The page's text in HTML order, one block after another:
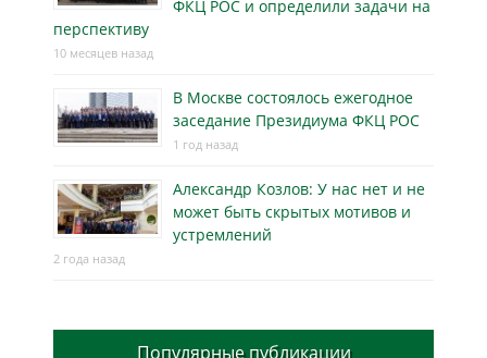
ФКЦ РОС и определили задачи на
перспективу
10 месяцев назад
В Москве состоялось ежегодное
заседание Президиума ФКЦ РОС
1 год назад
Александр Козлов: У нас нет и не
может быть скрытых мотивов и
устремлений
2 года назад
Популярные публикации